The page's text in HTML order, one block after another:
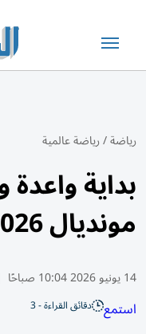
رياضة/رياضة عالمية
بداية
مونديال 2026
14 يونيو 2026 10:04 صباحًا
استمع دقائق القراءة - 3